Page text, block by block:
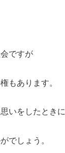
ですが
もあります。
いをしたときに
でしょう。